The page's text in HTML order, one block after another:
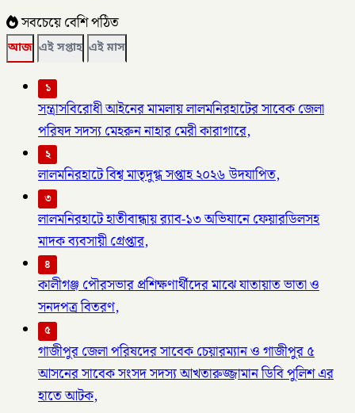
সবচেয়ে বেশি পঠিত
আজ এই সপ্তাহ এই মাস
১
সন্ত্রাসবিরোধী আইনের মামলায় লালমনিরহাটের সাবেক জেলা
পরিষদ সদস্য মেহরুন নাহার মেরী কারাগারে,
২
লালমনিরহাটে বিশ্ব মাতৃদুগ্ধ সপ্তাহ ২০২৬ উদযাপিত,
৩
লালমনিরহাটে হাতীবান্ধায় র‌্যাব-১৩ অভিযানে ফেয়ারডিলসহ
মাদক ব্যবসায়ী গ্রেপ্তার,
৪
কালীগঞ্জ পৌরসভার প্রশিক্ষণার্থীদের মাঝে যাতায়াত ভাতা ও
সনদপত্র বিতরণ,
৫
গাজীপুর জেলা পরিষদের সাবেক চেয়ারম্যান ও গাজীপুর ৫
আসনের সাবেক সংসদ সদস্য আখতারুজ্জামান ডিবি পুলিশ এর
হাতে আটক,